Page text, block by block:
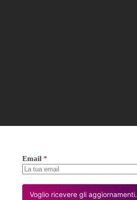
Email *
Voglio ricevere gli aggiornamenti.